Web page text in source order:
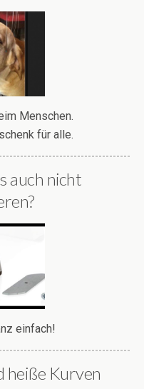
Menschen.
für alle.
auch nicht
einfach!
heiße Kurven